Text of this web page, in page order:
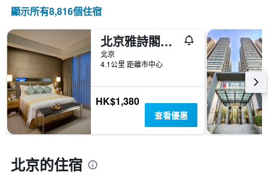
顯示所有8,816​個住宿
北京雅詩閣來福士中心服務公寓
北京
4.1公里 距離市中心
HK$1,380
查看優惠
北京的住宿